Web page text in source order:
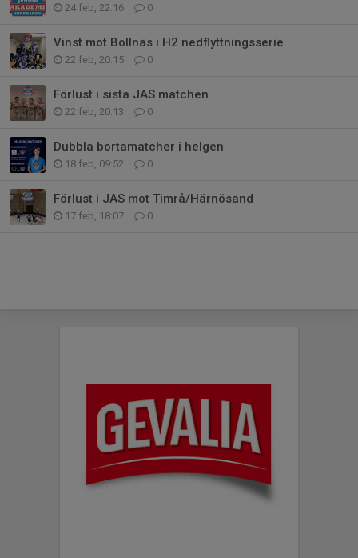
24 feb, 22:16 0
Vinst mot Bollnäs i H2 nedflyttningsserie
22 feb, 20:15 0
Förlust i sista JAS matchen
22 feb, 20:13 0
Dubbla bortamatcher i helgen
18 feb, 09:52 0
Förlust i JAS mot Timrå/Härnösand
17 feb, 18:07 0